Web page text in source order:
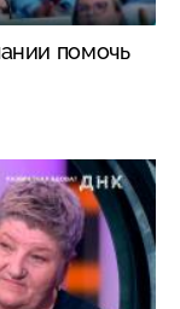
помочь